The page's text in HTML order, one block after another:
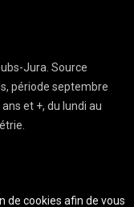
Jura. Source
période septembre
et +, du lundi au
de cookies afin de vous